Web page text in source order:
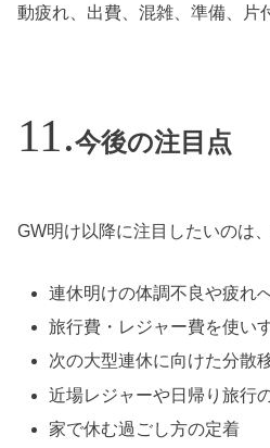
動疲れ、出費、混雑、準備、片
今後の注目点
GW明け以降に注目したいのは
連休明けの体調不良や疲れ
旅行費・レジャー費を使い
次の大型連休に向けた分散
近場レジャーや日帰り旅行
家で休む過ごし方の定着